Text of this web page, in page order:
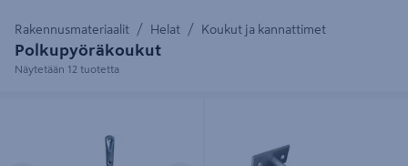
Rakennusmateriaalit Helat Koukut ja kannattimet
Polkupyöräkoukut
Näytetään 12 tuotetta